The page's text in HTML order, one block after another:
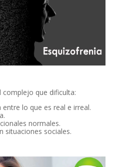
que dificulta:
entre lo que es real e irreal.
normales.
situaciones sociales.